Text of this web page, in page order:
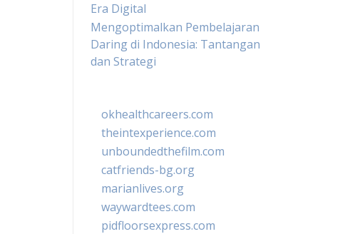
Era Digital
Mengoptimalkan Pembelajaran
Daring di Indonesia: Tantangan
dan Strategi
okhealthcareers.com
theintexperience.com
unboundedthefilm.com
catfriends-bg.org
marianlives.org
waywardtees.com
pidfloorsexpress.com